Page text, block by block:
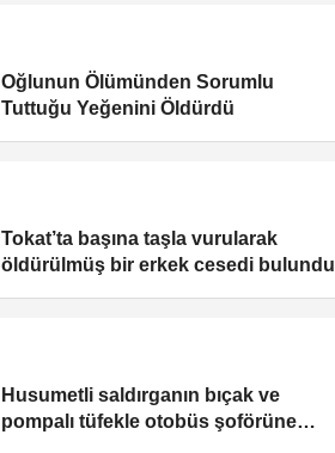
Oğlunun Ölümünden Sorumlu
Tuttuğu Yeğenini Öldürdü
Tokat’ta başına taşla vurularak
öldürülmüş bir erkek cesedi bulundu
Husumetli saldırganın bıçak ve
pompalı tüfekle otobüs şoförüne